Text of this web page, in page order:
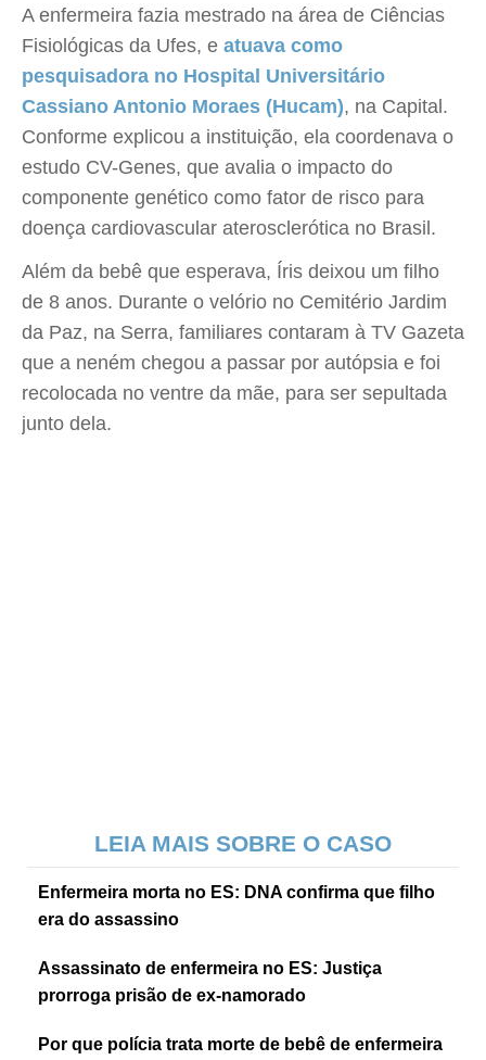
A enfermeira fazia mestrado na área de Ciências
Fisiológicas da Ufes, e atuava como
pesquisadora no Hospital Universitário
Cassiano Antonio Moraes (Hucam), na Capital.
Conforme explicou a instituição, ela coordenava o
estudo CV-Genes, que avalia o impacto do
componente genético como fator de risco para
doença cardiovascular aterosclerótica no Brasil.
Além da bebê que esperava, Íris deixou um filho
de 8 anos. Durante o velório no Cemitério Jardim
da Paz, na Serra, familiares contaram à TV Gazeta
que a neném chegou a passar por autópsia e foi
recolocada no ventre da mãe, para ser sepultada
junto dela.
LEIA MAIS SOBRE O CASO
Enfermeira morta no ES: DNA confirma que filho
era do assassino
Assassinato de enfermeira no ES: Justiça
prorroga prisão de ex-namorado
Por que polícia trata morte de bebê de enfermeira